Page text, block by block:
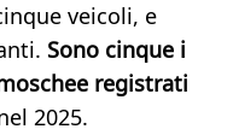
veicoli, e
Sono cinque i
registrati
2025.